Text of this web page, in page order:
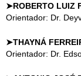
➤ROBERTO LUIZ
Orientador: Dr.
➤THAYNÁ
Orientador: Dr.